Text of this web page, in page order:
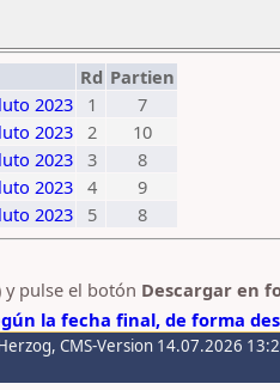
Rd Partien
2023 1
7
2023 2
10
2023 3
8
2023 4
9
2023 5
8
pulse el botón Descargar en
la fecha final, de forma
, CMS-Version 14.07.2026